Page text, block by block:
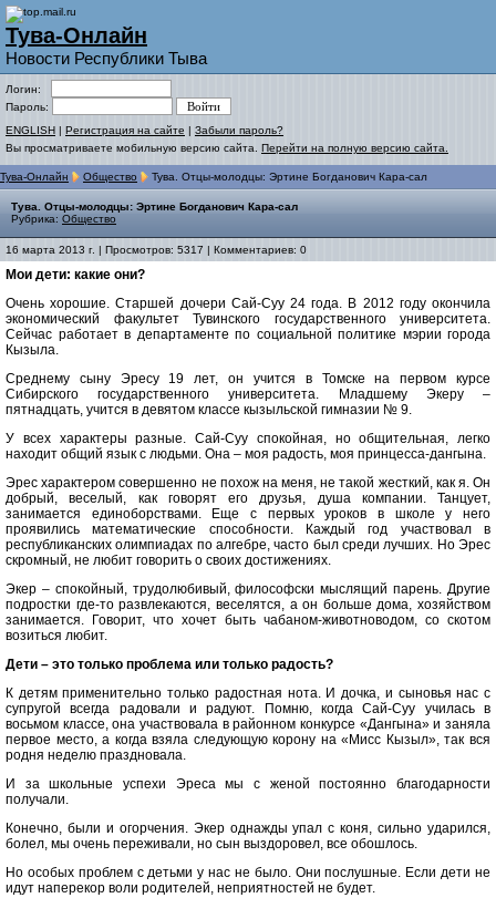
Тува-Онлайн
Новости Республики Тыва
Логин:
Пароль:
ENGLISH | Регистрация на сайте | Забыли пароль?
Вы просматриваете мобильную версию сайта. Перейти на полную версию сайта.
Тува-Онлайн Общество Тува. Отцы-молодцы: Эртине Богданович Кара-сал
Тува. Отцы-молодцы: Эртине Богданович Кара-сал
Рубрика: Общество
16 марта 2013 г. | Просмотров: 5317 | Комментариев: 0
Мои дети: какие они?
Очень хорошие. Старшей дочери Сай-Суу 24 года. В 2012 году окончила
экономический факультет Тувинского государственного университета.
Сейчас работает в департаменте по социальной политике мэрии города
Кызыла.
Среднему сыну Эресу 19 лет, он учится в Томске на первом курсе
Сибирского государственного университета. Младшему Экеру –
пятнадцать, учится в девятом классе кызыльской гимназии № 9.
У всех характеры разные. Сай-Суу спокойная, но общительная, легко
находит общий язык с людьми. Она – моя радость, моя принцесса-дангына.
Эрес характером совершенно не похож на меня, не такой жесткий, как я. Он
добрый, веселый, как говорят его друзья, душа компании. Танцует,
занимается единоборствами. Еще с первых уроков в школе у него
проявились математические способности. Каждый год участвовал в
республиканских олимпиадах по алгебре, часто был среди лучших. Но Эрес
скромный, не любит говорить о своих достижениях.
Экер – спокойный, трудолюбивый, философски мыслящий парень. Другие
подростки где-то развлекаются, веселятся, а он больше дома, хозяйством
занимается. Говорит, что хочет быть чабаном-животноводом, со скотом
возиться любит.
Дети – это только проблема или только радость?
К детям применительно только радостная нота. И дочка, и сыновья нас с
супругой всегда радовали и радуют. Помню, когда Сай-Суу училась в
восьмом классе, она участвовала в районном конкурсе «Дангына» и заняла
первое место, а когда взяла следующую корону на «Мисс Кызыл», так вся
родня неделю праздновала.
И за школьные успехи Эреса мы с женой постоянно благодарности
получали.
Конечно, были и огорчения. Экер однажды упал с коня, сильно ударился,
болел, мы очень переживали, но сын выздоровел, все обошлось.
Но особых проблем с детьми у нас не было. Они послушные. Если дети не
идут наперекор воли родителей, неприятностей не будет.